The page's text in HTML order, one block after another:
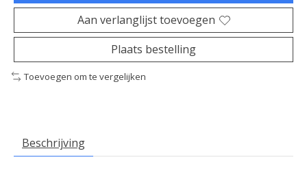
Aan verlanglijst toevoegen
Plaats bestelling
Toevoegen om te vergelijken
Beschrijving